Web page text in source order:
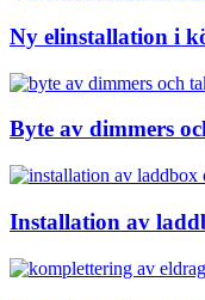
Ny elinstallation i
Byte av dimmers
Installation av